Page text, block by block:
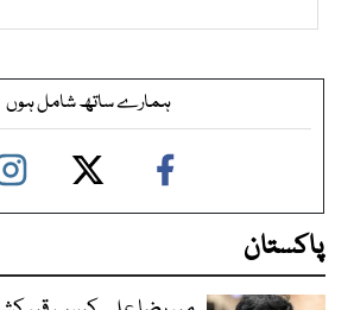
ہمارے ساتھ شامل ہوں
پاکستان